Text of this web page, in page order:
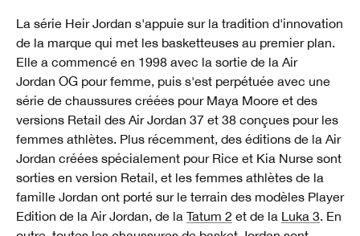
La série Heir Jordan s'appuie sur la tradition d'innovation
de la marque qui met les basketteuses au premier plan.
Elle a commencé en 1998 avec la sortie de la Air
Jordan OG pour femme, puis s'est perpétuée avec une
série de chaussures créées pour Maya Moore et des
versions Retail des Air Jordan 37 et 38 conçues pour les
femmes athlètes. Plus récemment, des éditions de la Air
Jordan créées spécialement pour Rice et Kia Nurse sont
sorties en version Retail, et les femmes athlètes de la
famille Jordan ont porté sur le terrain des modèles Player
Edition de la Air Jordan, de la Tatum 2 et de la Luka 3. En